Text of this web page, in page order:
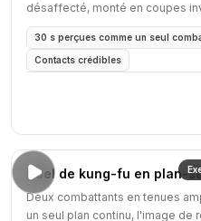
désaffecté, monté en coupes
de combat se lisent comme un
30 s perçues comme un seul
Contacts crédibles
Duel de kung-fu en plan-
Deux combattants en tenues
un seul plan continu, l'image de